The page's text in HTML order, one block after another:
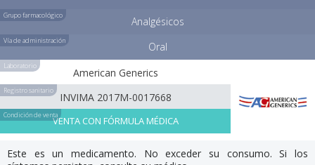
Grupo farmacológico Analgésicos
Vía de administración Oral
Laboratorio
American Generics
Registro sanitario
INVIMA 2017M-0017668
Condición de ventaVENTA CON FÓRMULA MÉDICA
Este es un medicamento. No exceder su consumo. Si los